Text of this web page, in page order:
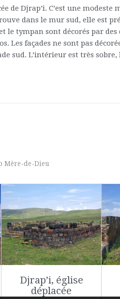
de Djrap’i. C’est une
dans le mur sud, elle est
le tympan sont décorés par
façades ne sont pas
sud. L’intérieur est très
Mère-de-Dieu
Djrap’i, église
déplacée